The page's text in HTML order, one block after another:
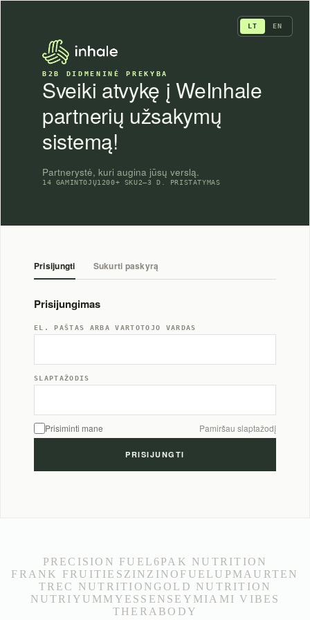
LT EN
B2B DIDMENINĖ PREKYBA
Sveiki atvykę į WeInhale
partnerių užsakymų
sistemą!
Partnerystė, kuri augina jūsų verslą.
14 GAMINTOJŲ1200+ SKU2–3 D. PRISTATYMAS
Prisijungti Sukurti paskyrą
Prisijungimas
EL. PAŠTAS ARBA VARTOTOJO VARDAS
SLAPTAŽODIS
Prisiminti mane Pamiršau slaptažodį
PRECISION FUEL 6PAK NUTRITION
FRANK FRUITIES ZINZINO FUELUP MAURTEN
TREC NUTRITIONGOLD NUTRITION
NUTRIYUMMY ESSENSEY MIAMI VIBES
THERABODY